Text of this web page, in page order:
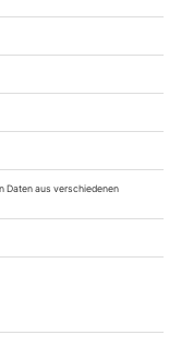
– «happy, aber
nicht weit zum
107 CDs
– dem Diktum
die Mehrheit der
Korrigiert man das
fallen alle
auf eine Epoche
Mensch bezweifelt,